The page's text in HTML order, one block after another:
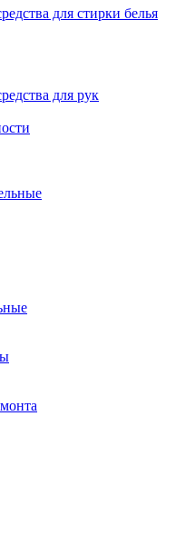
для стирки белья
для рук